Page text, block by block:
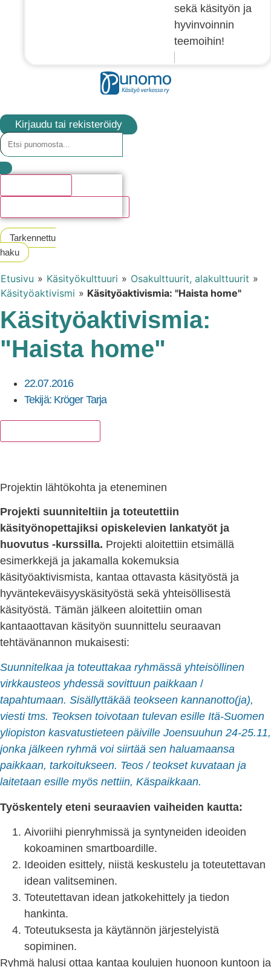
sekä käsityön ja
hyvinvoinnin
teemoihin!
Kirjaudu tai rekisteröidy
Tarkennettu
haku
Etusivu » Käsityökulttuuri » Osakulttuurit, alakulttuurit »
Käsityöaktivismi » Käsityöaktivismia: "Haista home"
Käsityöaktivismia:
"Haista home"
22.07.2016
Tekijä:Kröger Tarja
Projektin lähtökohta ja eteneminen
Projekti suunniteltiin ja toteutettiin
käsityönopettajiksi opiskelevien lankatyöt ja
huovutus -kurssilla. Projekti aloitettiin etsimällä
esimerkkejä ja jakamalla kokemuksia
käsityöaktivismista, kantaa ottavasta käsityöstä ja
hyväntekeväisyyskäsityöstä sekä yhteisöllisestä
käsityöstä. Tämän jälkeen aloitettiin oman
kantaaottavan käsityön suunnittelu seuraavan
tehtävänannon mukaisesti:
Suunnitelkaa ja toteuttakaa ryhmässä yhteisöllinen
virkkausteos yhdessä sovittuun paikkaan /
tapahtumaan. Sisällyttäkää teokseen kannanotto(ja),
viesti tms. Teoksen toivotaan tulevan esille Itä-Suomen
yliopiston kasvatustieteen päiville Joensuuhun 24-25.11,
jonka jälkeen ryhmä voi siirtää sen haluamaansa
paikkaan, tarkoitukseen. Teos / teokset kuvataan ja
laitetaan esille myös nettiin, Käspaikkaan.
Työskentely eteni seuraavien vaiheiden kautta:
Aivoriihi pienryhmissä ja syntyneiden ideoiden
kokoaminen smartboardille.
Ideoiden esittely, niistä keskustelu ja toteutettavan
idean valitseminen.
Toteutettavan idean jatkokehittely ja tiedon
hankinta.
Toteutuksesta ja käytännön järjestelyistä
sopiminen.
Ryhmä halusi ottaa kantaa koulujen huonoon kuntoon ja